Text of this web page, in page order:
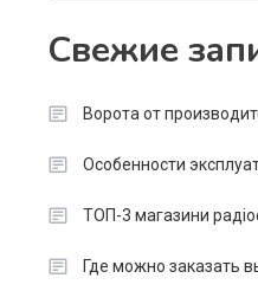
Свежие
Ворота от
Особенности
ТОП-3 магазини
Где можно заказать